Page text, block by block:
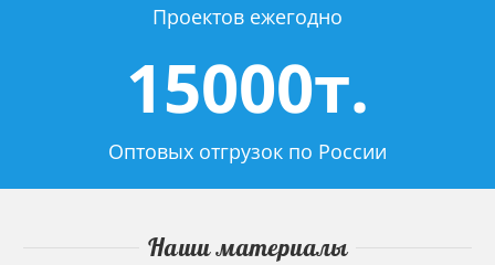
Проектов ежегодно
15000т.
Оптовых отгрузок по России
Наши материалы